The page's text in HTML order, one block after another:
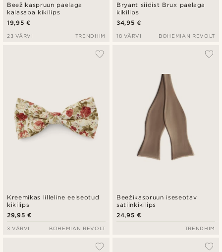
Beežikaspruun paelaga
kalasaba kikilips
19,95 €
23 VÄRVI TRENDHIM
Bryant siidist Brux paelaga
kikilips
34,95 €
18 VÄRVI BOHEMIAN REVOLT
Kreemikas lilleline eelseotud
kikilips
29,95 €
3 VÄRVI BOHEMIAN REVOLT
Beežikaspruun iseseotav
satiinkikilips
24,95 €
TRENDHIM